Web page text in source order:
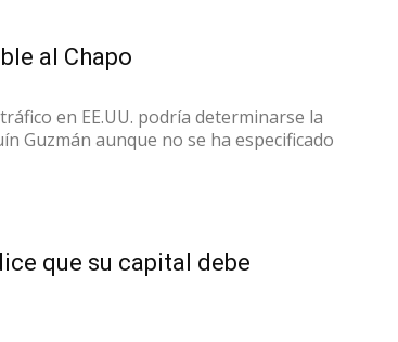
al Chapo
en EE.UU. podría determinarse la
Guzmán aunque no se ha especificado
que su capital debe